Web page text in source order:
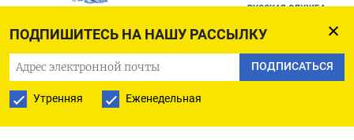
ПОДПИШИТЕСЬ НА НАШУ РАССЫЛКУ
ПОДПИСАТЬСЯ
Утренняя Еженедельная
РУССКАЯ СЛУЖБА
ПОДПИШИТЕСЬ НА НАШУ РАССЫЛКУ
ПОДПИСАТЬСЯ